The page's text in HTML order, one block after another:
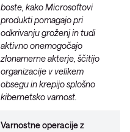
boste, kako Microsoftovi
produkti pomagajo pri
odkrivanju groženj in tudi
aktivno onemogočajo
zlonamerne akterje, ščitijo
organizacije v velikem
obsegu in krepijo splošno
kibernetsko varnost.
Varnostne operacije z